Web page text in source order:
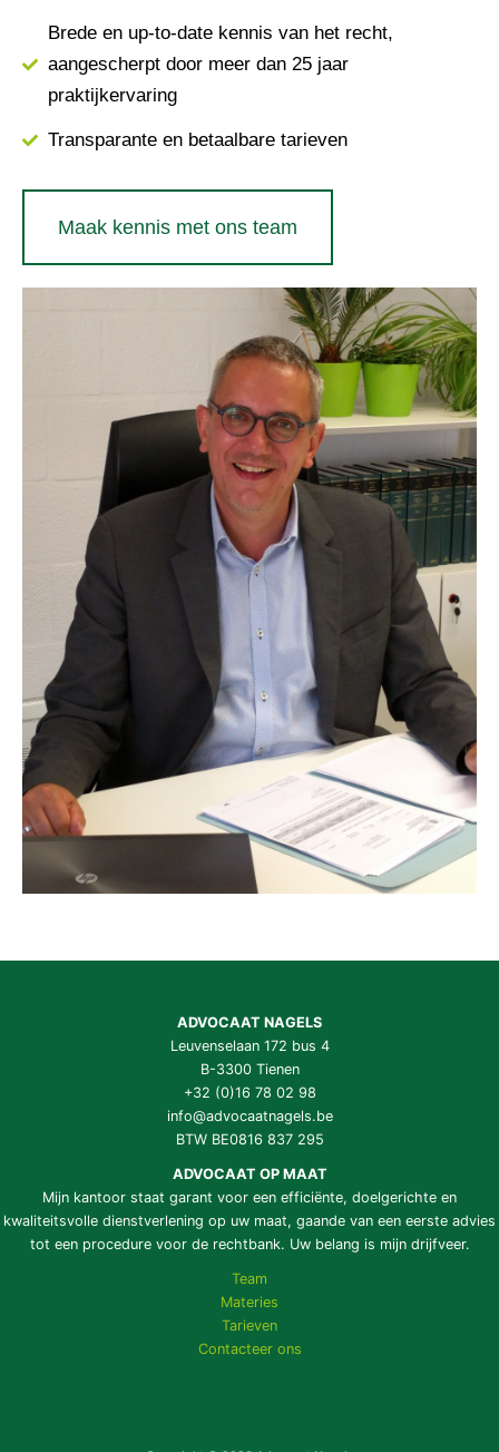
Brede en up-to-date kennis van het recht,
aangescherpt door meer dan 25 jaar
praktijkervaring
Transparante en betaalbare tarieven
Maak kennis met ons team
ADVOCAAT NAGELS
Leuvenselaan 172 bus 4
B-3300 Tienen
+32 (0)16 78 02 98
info@advocaatnagels.be
BTW BE0816 837 295
ADVOCAAT OP MAAT
Mijn kantoor staat garant voor een efficiënte, doelgerichte en
kwaliteitsvolle dienstverlening op uw maat, gaande van een eerste advies
tot een procedure voor de rechtbank. Uw belang is mijn drijfveer.
Team
Materies
Tarieven
Contacteer ons